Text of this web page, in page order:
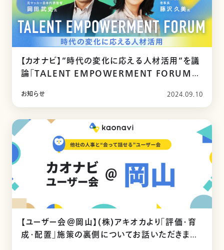
【カオナビ】”時代の変化に応える人材活用”を議
論「TALENT EMPOWERMENT FORUM」
お知らせ 2024.09.10
【ユーザー会＠岡山】(株)アキオカより「評価・育
成・配置」施策の裏側についてお話いただきまし